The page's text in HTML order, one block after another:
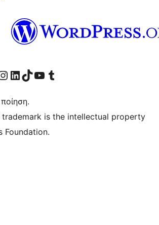
Mastodon
account
τη σελίδα μας στο Facebook
τον λογαριασμό μας Instagram
Επισκεφθείτε τον λογαριασμό μας LinkedIn
Visit our TikTok account
Visit our YouTube channel
Visit our Tumblr account
trademark is the intellectual property
Foundation.